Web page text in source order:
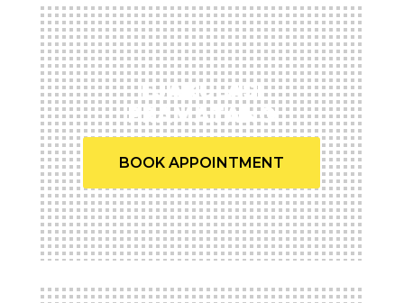
EJAKULASI
PRAMATANG
BOOK APPOINTMENT